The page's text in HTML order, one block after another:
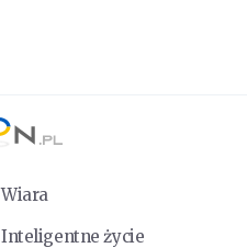
Wiara
Inteligentne życie